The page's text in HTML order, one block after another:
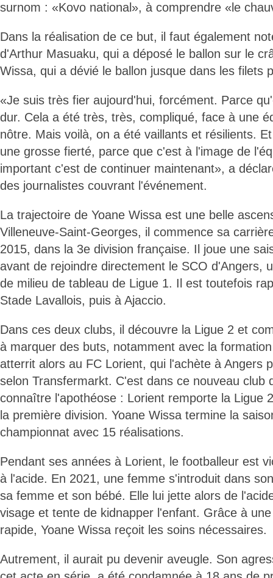
surnom : «Kovo national», à comprendre «le
Dans la réalisation de ce but, il faut également
d'Arthur Masuaku, qui a déposé le ballon sur le
Wissa, qui a dévié le ballon jusque dans les filets
«Je suis très fier aujourd'hui, forcément. Parce
dur. Cela a été très, très, compliqué, face à une
nôtre. Mais voilà, on a été vaillants et résilients.
une grosse fierté, parce que c'est à l'image de
important c'est de continuer maintenant», a
des journalistes couvrant l'événement.
La trajectoire de Yoane Wissa est une belle
Villeneuve-Saint-Georges, il commence sa
2015, dans la 3e division française. Il joue une
avant de rejoindre directement le SCO d'Angers,
de milieu de tableau de Ligue 1. Il est toutefois
Stade Lavallois, puis à Ajaccio.
Dans ces deux clubs, il découvre la Ligue 2 et
à marquer des buts, notamment avec la
atterrit alors au FC Lorient, qui l'achète à Angers
selon Transfermarkt. C'est dans ce nouveau club
connaître l'apothéose : Lorient remporte la Ligue
la première division. Yoane Wissa termine la
championnat avec 15 réalisations.
Pendant ses années à Lorient, le footballeur est
à l'acide. En 2021, une femme s'introduit dans
sa femme et son bébé. Elle lui jette alors de
visage et tente de kidnapper l'enfant. Grâce à
rapide, Yoane Wissa reçoit les soins nécessaires.
Autrement, il aurait pu devenir aveugle. Son